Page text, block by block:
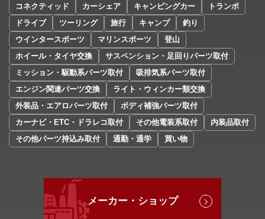
コネクティッド
カーシェア キャンピングカー
トランポ
ドライブ
ツーリング 旅行 キャンプ
釣り
ウインタースポーツ
マリンスポーツ
登山
ホイール・タイヤ交換
サスペンション・足回りパーツ取付
ミッション・駆動系パーツ取付
吸排気系パーツ取付
エンジン関連パーツ交換
ライト・ウィンカー類交換
外装品・エアロパーツ取付
ボディ補強パーツ取付
カーナビ・ETC・ドラレコ取付
その他電装系取付
内装品取付
その他パーツ持込み取付
通勤・通学 買い物
メーカー・ショップ